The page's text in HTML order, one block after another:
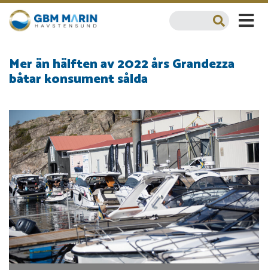
Mer än hälften av 2022 års Grandezza
båtar konsument sålda